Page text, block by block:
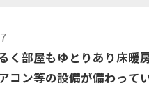
く部屋もゆとりあり床暖
コン等の設備が備わって